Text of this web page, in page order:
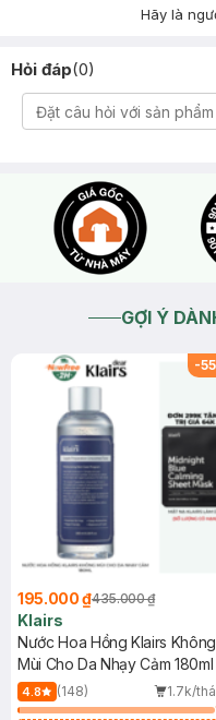
Hãy là
Hỏi đáp(0)
GỢI Ý
-55
195.000 ₫435.000 ₫
Klairs
Nước Hoa Hồng Klairs Không
Mùi Cho Da Nhạy Cảm 180ml
4.8 (148)
1.7k/